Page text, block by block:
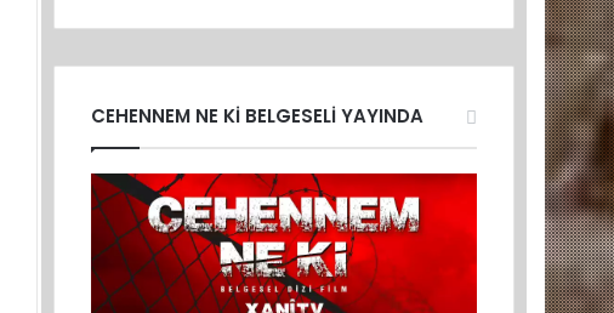
CEHENNEM NE Kİ BELGESELİ YAYINDA